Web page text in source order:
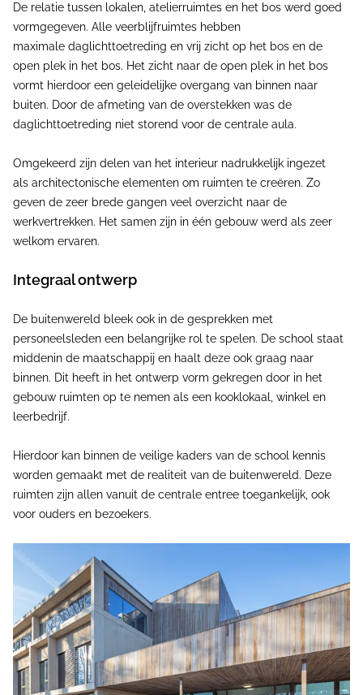
De relatie tussen lokalen, atelierruimtes en het bos werd goed
vormgegeven. Alle veerblijfruimtes hebben
maximale daglichttoetreding en vrij zicht op het bos en de
open plek in het bos. Het zicht naar de open plek in het bos
vormt hierdoor een geleidelijke overgang van binnen naar
buiten. Door de afmeting van de overstekken was de
daglichttoetreding niet storend voor de centrale aula.
Omgekeerd zijn delen van het interieur nadrukkelijk ingezet
als architectonische elementen om ruimten te creëren. Zo
geven de zeer brede gangen veel overzicht naar de
werkvertrekken. Het samen zijn in één gebouw werd als zeer
welkom ervaren.
Integraal ontwerp
De buitenwereld bleek ook in de gesprekken met
personeelsleden een belangrijke rol te spelen. De school staat
middenin de maatschappij en haalt deze ook graag naar
binnen. Dit heeft in het ontwerp vorm gekregen door in het
gebouw ruimten op te nemen als een kooklokaal, winkel en
leerbedrijf.
Hierdoor kan binnen de veilige kaders van de school kennis
worden gemaakt met de realiteit van de buitenwereld. Deze
ruimten zijn allen vanuit de centrale entree toegankelijk, ook
voor ouders en bezoekers.